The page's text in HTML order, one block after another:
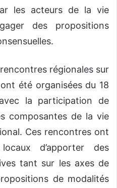
les acteurs de la vie
des propositions
régionales sur
été organisées du 18
la participation de
composantes de la vie
Ces rencontres ont
d’apporter des
tant sur les axes de
de modalités